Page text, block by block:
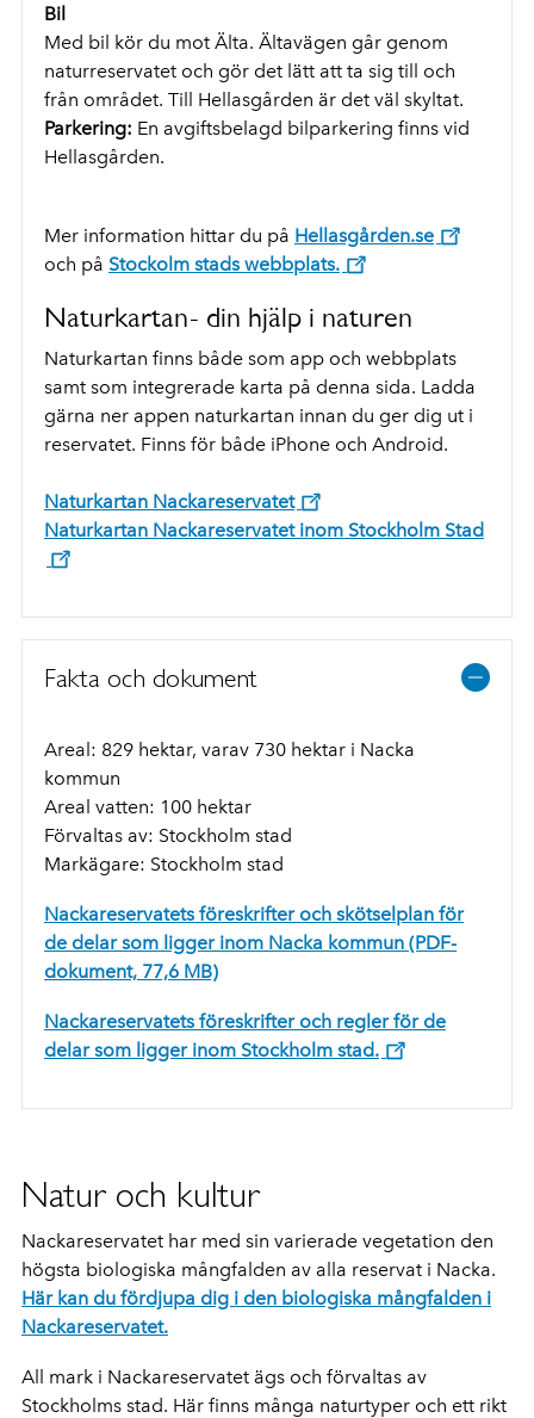
Bil
Med bil kör du mot Älta. Ältavägen går genom
naturreservatet och gör det lätt att ta sig till och
från området. Till Hellasgården är det väl skyltat.
Parkering: En avgiftsbelagd bilparkering finns vid
Hellasgården.
Mer information hittar du på Hellasgården.se
och på Stockolm stads webbplats.
Naturkartan- din hjälp i naturen
Naturkartan finns både som app och webbplats
samt som integrerade karta på denna sida. Ladda
gärna ner appen naturkartan innan du ger dig ut i
reservatet. Finns för både iPhone och Android.
Naturkartan Nackareservatet
Naturkartan Nackareservatet inom Stockholm Stad
Fakta och dokument
Areal: 829 hektar, varav 730 hektar i Nacka
kommun
Areal vatten: 100 hektar
Förvaltas av: Stockholm stad
Markägare: Stockholm stad
Nackareservatets föreskrifter och skötselplan för
de delar som ligger inom Nacka kommun (PDF-
dokument, 77,6 MB)
Nackareservatets föreskrifter och regler för de
delar som ligger inom Stockholm stad.
Natur och kultur
Nackareservatet har med sin varierade vegetation den
högsta biologiska mångfalden av alla reservat i Nacka.
Här kan du fördjupa dig i den biologiska mångfalden i
Nackareservatet.
All mark i Nackareservatet ägs och förvaltas av
Stockholms stad. Här finns många naturtyper och ett rikt